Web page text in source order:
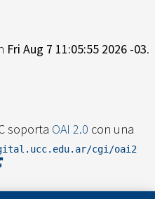
Fri Aug 7 11:05:55 2026 -03.
soporta OAI 2.0 con una
cgi/oai2